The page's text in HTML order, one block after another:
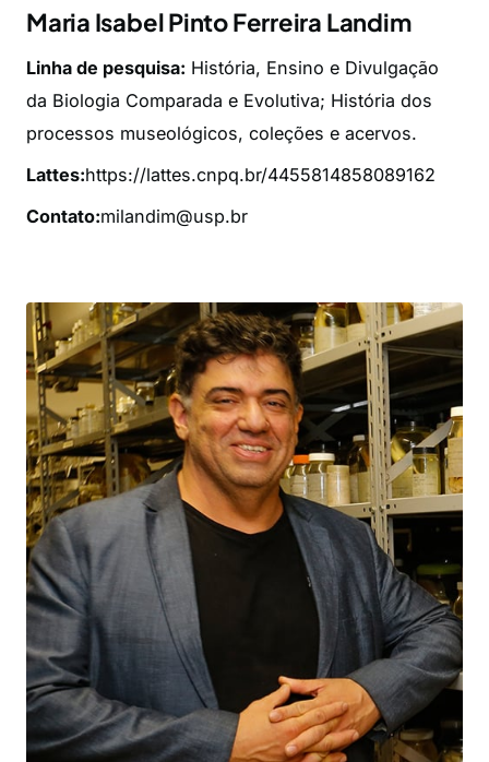
Maria Isabel Pinto Ferreira Landim
Linha de pesquisa: História, Ensino e Divulgação
da Biologia Comparada e Evolutiva; História dos
processos museológicos, coleções e acervos.
Lattes:https://lattes.cnpq.br/4455814858089162
Contato:milandim@usp.br